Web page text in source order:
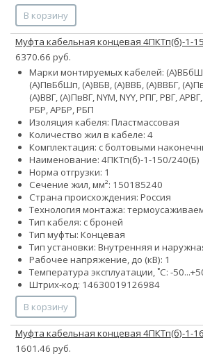
В корзину
Муфта кабельная концевая 4ПКТп(б)-1-
6370.66 руб.
Марки монтируемых кабелей:
(А)ПвБбШп, (А)ВБВ, (А)ВВБ, (А)ВВБГ,
(А)ВВГ, (А)ПвВГ, NYM, NYY, РПГ, РВГ,
РБР, АРБР, РБП
Изоляция кабеля: Пластмассовая
Количество жил в кабеле: 4
Комплектация: с болтовыми
Наименование: 4ПКТп(б)-1-150/240(Б)
Норма отгрузки: 1
Сечение жил, мм²: 150185240
Страна происхождения: Россия
Технология монтажа:
Тип кабеля: с броней
Тип муфты: Концевая
Тип установки: Внутренняя и
Рабочее напряжение, до (кВ): 1
Температура эксплуатации, ˚С: -
Штрих-код: 14630019126984
В корзину
Муфта кабельная концевая 4ПКТп(б)-1-
1601.46 руб.